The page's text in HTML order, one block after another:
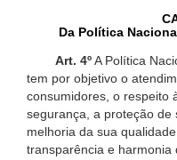
Da Política
Art. 4ºA Política
tem por objetivo o
consumidores, o respeito
segurança, a proteção de
melhoria da sua
transparência e harmonia